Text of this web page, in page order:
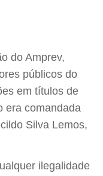
do Amprev,
públicos do
em títulos de
era comandada
Silva Lemos,
ilegalidade